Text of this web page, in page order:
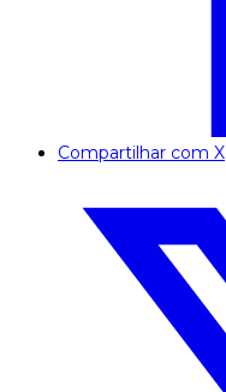
Compartilhar com X